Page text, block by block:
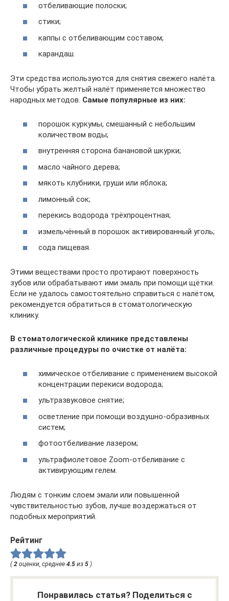
отбеливающие полоски;
стики;
каппы с отбеливающим составом;
карандаш.
Эти средства используются для снятия свежего налёта.
Чтобы убрать желтый налёт применяется множество
народных методов. Самые популярные из них:
порошок куркумы, смешанный с небольшим
количеством воды;
внутренняя сторона банановой шкурки;
масло чайного дерева;
мякоть клубники, груши или яблока;
лимонный сок;
перекись водорода трёхпроцентная;
измельчённый в порошок активированный уголь;
сода пищевая.
Этими веществами просто протирают поверхность
зубов или обрабатывают ими эмаль при помощи щётки.
Если не удалось самостоятельно справиться с налётом,
рекомендуется обратиться в стоматологическую
клинику.
В стоматологической клинике представлены
различные процедуры по очистке от налёта:
химическое отбеливание с применением высокой
концентрации перекиси водорода;
ультразвуковое снятие;
осветление при помощи воздушно-образивных
систем;
фотоотбеливание лазером;
ультрафиолетовое Zoom-отбеливание с
активирующим гелем.
Людям с тонким слоем эмали или повышенной
чувствительностью зубов, лучше воздержаться от
подобных мероприятий.
Рейтинг
( 2 оценки, среднее 4.5 из 5 )
Понравилась статья? Поделиться с